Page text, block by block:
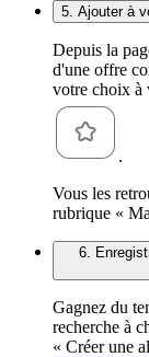
5. Ajouter à
Depuis la
d'une offre
votre choix à
.
Vous les
rubrique «
6.
Gagnez du
recherche à
« Créer une